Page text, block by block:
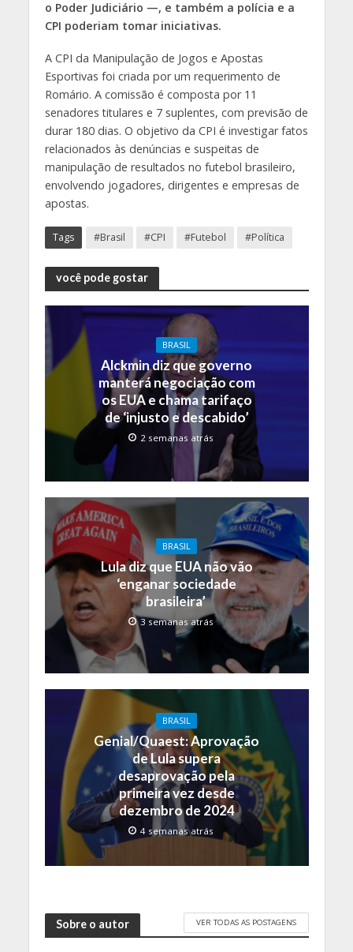
o Poder Judiciário —, e também a polícia e a
CPI poderiam tomar iniciativas.
A CPI da Manipulação de Jogos e Apostas
Esportivas foi criada por um requerimento de
Romário. A comissão é composta por 11
senadores titulares e 7 suplentes, com previsão de
durar 180 dias. O objetivo da CPI é investigar fatos
relacionados às denúncias e suspeitas de
manipulação de resultados no futebol brasileiro,
envolvendo jogadores, dirigentes e empresas de
apostas.
Tags #Brasil #CPI #Futebol #Política
você pode gostar
BRASIL
Alckmin diz que governo
manterá negociação com
os EUA e chama tarifaço
de ‘injusto e descabido’
2 semanas atrás
BRASIL
Lula diz que EUA não vão
‘enganar sociedade
brasileira’
3 semanas atrás
BRASIL
Genial/Quaest: Aprovação
de Lula supera
desaprovação pela
primeira vez desde
dezembro de 2024
4 semanas atrás
Sobre o autor VER TODAS AS POSTAGENS